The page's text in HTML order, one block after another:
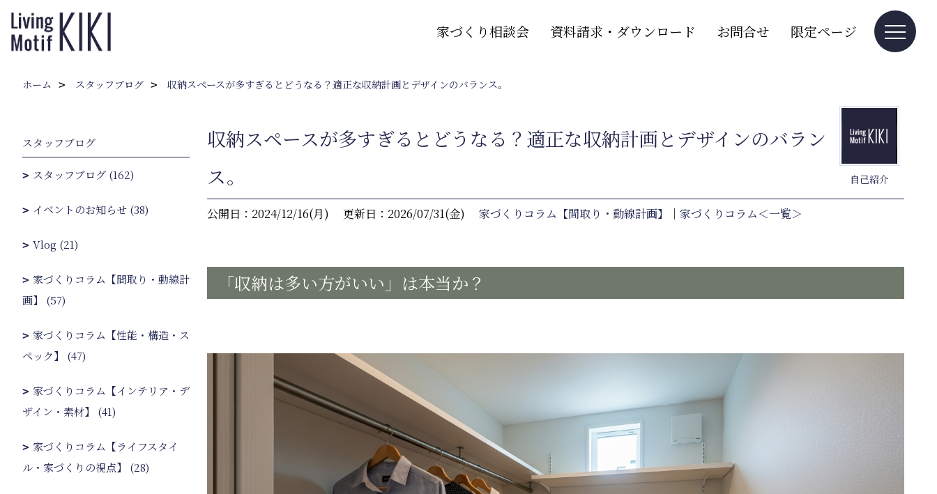
家づくり相談会 資料請求・ダウンロード お問合せ 限定ページ
ホーム スタッフブログ 収納スペースが多すぎるとどうなる？適正な収納計画とデザインのバランス。
自己紹介
収納スペースが多すぎるとどうなる？適正な収納計画とデザインのバラン
ス。
公開日：2024/12/16(月) 更新日：2026/07/31(金) 家づくりコラム【間取り・動線計画】 ｜ 家づくりコラム＜一覧＞
「収納は多い方がいい」は本当か？
スタッフブログ
スタッフブログ (162)
イベントのお知らせ (38)
Vlog (21)
家づくりコラム【間取り・動線計
画】 (57)
家づくりコラム【性能・構造・ス
ペック】 (47)
家づくりコラム【インテリア・デ
ザイン・素材】 (41)
家づくりコラム【ライフスタイ
ル・家づくりの視点】 (28)